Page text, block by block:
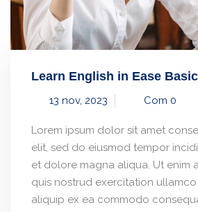
Learn English in Ease
13 nov, 2023 Com 0
Lorem ipsum dolor sit amet
elit, sed do eiusmod tempor
et dolore magna aliqua. Ut enim
quis nostrud exercitation
aliquip ex ea commodo